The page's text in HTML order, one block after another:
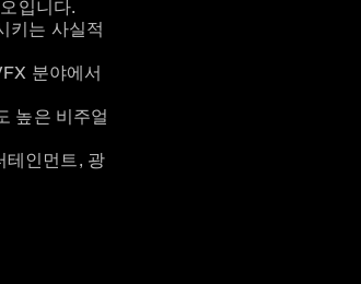
입니다.
키는 사실적
분야에서
높은 비주얼
테인먼트, 광